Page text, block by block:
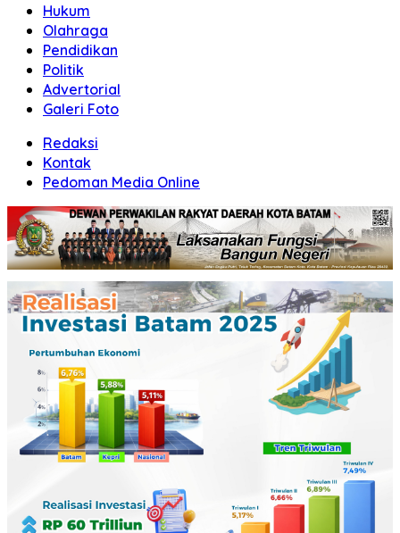
Hukum
Olahraga
Pendidikan
Politik
Advertorial
Galeri Foto
Redaksi
Kontak
Pedoman Media Online